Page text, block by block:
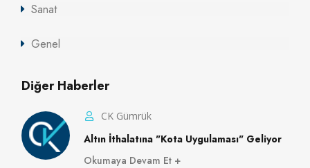
Sanat
Genel
Diğer Haberler
CK Gümrük
Altın İthalatına "Kota Uygulaması" Geliyor
Okumaya Devam Et